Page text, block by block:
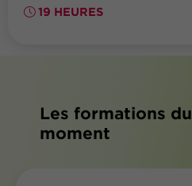
19 HEURES
Les formations du
moment